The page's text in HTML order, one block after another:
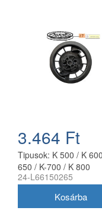
3.464 Ft
Tipusok: K 500 / K
650 / K-700 / K 800
motorokhoz 130mm
széles Műanyag szagú
24-L66150265